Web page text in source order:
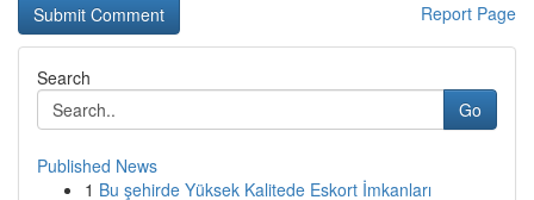
Report Page
Search
Go
Published News
1 Bu şehirde Yüksek Kalitede Eskort İmkanları